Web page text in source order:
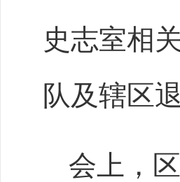
史志室相
队及辖区
会上，